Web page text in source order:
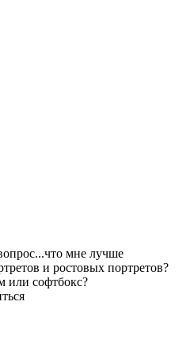
мне лучше
и ростовых портретов?
или софтбокс?